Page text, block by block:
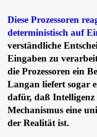
Diese Prozessoren
deterministisch auf
verständliche
Eingaben zu
die Prozessoren ein
Langan liefert sogar
dafür, daß Intelligenz
Mechanismus eine
der Realität ist.